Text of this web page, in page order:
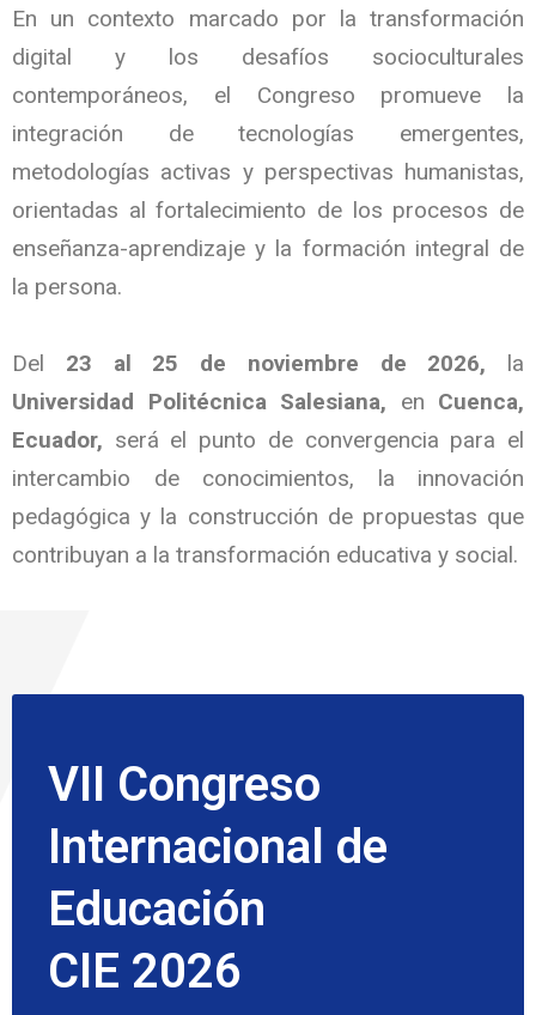
En un contexto marcado por la transformación
digital y los desafíos socioculturales
contemporáneos, el Congreso promueve la
integración de tecnologías emergentes,
metodologías activas y perspectivas humanistas,
orientadas al fortalecimiento de los procesos de
enseñanza-aprendizaje y la formación integral de
la persona.
Del 23 al 25 de noviembre de 2026, la
Universidad Politécnica Salesiana, en Cuenca,
Ecuador, será el punto de convergencia para el
intercambio de conocimientos, la innovación
pedagógica y la construcción de propuestas que
contribuyan a la transformación educativa y social.
VII Congreso
Internacional de
Educación
CIE 2026